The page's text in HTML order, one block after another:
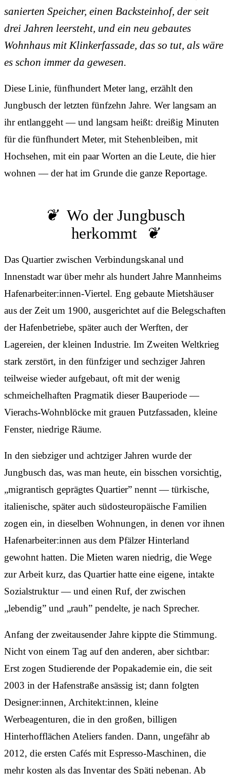
sanierten Speicher, einen Backsteinhof, der seit
drei Jahren leersteht, und ein neu gebautes
Wohnhaus mit Klinkerfassade, das so tut, als wäre
es schon immer da gewesen.
Diese Linie, fünfhundert Meter lang, erzählt den
Jungbusch der letzten fünfzehn Jahre. Wer langsam an
ihr entlanggeht — und langsam heißt: dreißig Minuten
für die fünfhundert Meter, mit Stehenbleiben, mit
Hochsehen, mit ein paar Worten an die Leute, die hier
wohnen — der hat im Grunde die ganze Reportage.
Wo der Jungbusch
herkommt
Das Quartier zwischen Verbindungskanal und
Innenstadt war über mehr als hundert Jahre Mannheims
Hafenarbeiter:innen-Viertel. Eng gebaute Mietshäuser
aus der Zeit um 1900, ausgerichtet auf die Belegschaften
der Hafenbetriebe, später auch der Werften, der
Lagereien, der kleinen Industrie. Im Zweiten Weltkrieg
stark zerstört, in den fünfziger und sechziger Jahren
teilweise wieder aufgebaut, oft mit der wenig
schmeichelhaften Pragmatik dieser Bauperiode —
Vierachs-Wohnblöcke mit grauen Putzfassaden, kleine
Fenster, niedrige Räume.
In den siebziger und achtziger Jahren wurde der
Jungbusch das, was man heute, ein bisschen vorsichtig,
„migrantisch geprägtes Quartier” nennt — türkische,
italienische, später auch südosteuropäische Familien
zogen ein, in dieselben Wohnungen, in denen vor ihnen
Hafenarbeiter:innen aus dem Pfälzer Hinterland
gewohnt hatten. Die Mieten waren niedrig, die Wege
zur Arbeit kurz, das Quartier hatte eine eigene, intakte
Sozialstruktur — und einen Ruf, der zwischen
„lebendig” und „rauh” pendelte, je nach Sprecher.
Anfang der zweitausender Jahre kippte die Stimmung.
Nicht von einem Tag auf den anderen, aber sichtbar:
Erst zogen Studierende der Popakademie ein, die seit
2003 in der Hafenstraße ansässig ist; dann folgten
Designer:innen, Architekt:innen, kleine
Werbeagenturen, die in den großen, billigen
Hinterhofflächen Ateliers fanden. Dann, ungefähr ab
2012, die ersten Cafés mit Espresso-Maschinen, die
mehr kosten als das Inventar des Späti nebenan. Ab